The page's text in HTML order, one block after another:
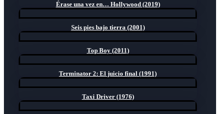
Érase una vez en… Hollywood (2019)
Seis pies bajo tierra (2001)
Top Boy (2011)
Terminator 2: El juicio final (1991)
Taxi Driver (1976)